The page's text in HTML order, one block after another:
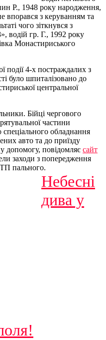
Р., 1948 року народження,
впорався з керуванням та
чого зіткнувся з
водій гр. Г., 1992 року
Монастириського
події 4-х постраждалих з
було шпиталізовано до
центральної
Бійці чергового
частини
обладнання
авто та до приїзду
допомогу, повідомляє сайт
заходи з попередження
пального.
Небесні
дива у